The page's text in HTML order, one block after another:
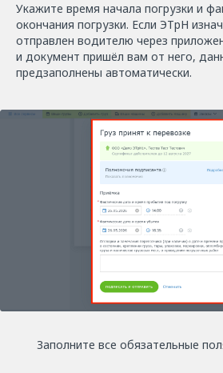
Укажите время начала погрузки и
окончания погрузки. Если ЭТрН
отправлен водителю через
и документ пришёл вам от него,
предзаполнены автоматически.
Заполните все обязательные